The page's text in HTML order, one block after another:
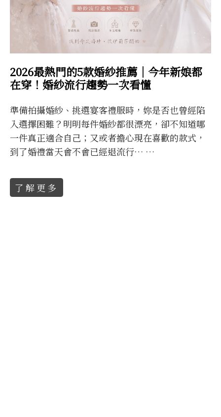
2026最熱門的5款婚紗推薦｜今年新娘都
在穿！婚紗流行趨勢一次看懂
準備拍攝婚紗、挑選宴客禮服時，妳是否也曾經陷
入選擇困難？明明每件婚紗都很漂亮，卻不知道哪
一件真正適合自己；又或者擔心現在喜歡的款式，
到了婚禮當天會不會已經退流行… …
了解更多